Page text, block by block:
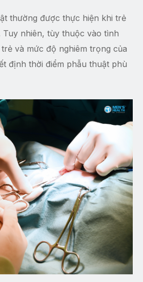
thường được thực hiện khi trẻ
Tuy nhiên, tùy thuộc vào tình
và mức độ nghiêm trọng của
định thời điểm phẫu thuật phù